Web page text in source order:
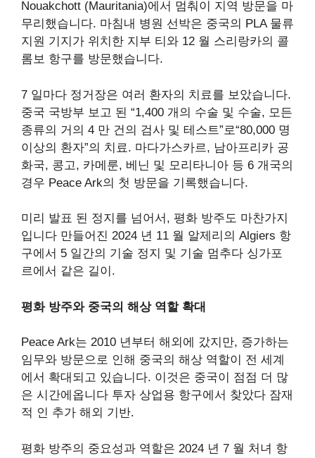
Nouakchott (Mauritania)에서 멈춰이 지역 방문을 마
무리했습니다. 마침내 병원 선박은 중국의 PLA 물류
지원 기지가 위치한 지부 티와 12 월 스리랑카의 콜
롬보 항구를 방문했습니다.
7 일마다 정거장은 여러 환자의 치료를 보았습니다.
중국 국방부 보고 된 “1,400 개의 수술 및 수술, 모든
종류의 거의 4 만 건의 검사 및 테스트”로“80,000 명
이상의 환자”의 치료. 마다가스카르, 남아프리카 공
화국, 콩고, 카메룬, 베닌 및 모리타니아 등 6 개국의
경우 Peace Ark의 첫 방문을 기록했습니다.
미리 발표 된 정지를 넘어서, 평화 방주도 마찬가지
입니다 만들어진 2024 년 11 월 알제리의 Algiers 항
구에서 5 일간의 기술 정지 및 기술 멈추다 싱가포
르에서 같은 길이.
평화 방주와 중국의 해상 역할 확대
Peace Ark는 2010 년부터 해외에 갔지만, 증가하는
임무와 방문으로 인해 중국의 해상 역할이 전 세계
에서 확대되고 있습니다. 이것은 중국이 점점 더 많
은 시간에옵니다 투자 상업용 항구에서 찾았다 잠재
적 인 추가 해외 기반.
평화 방주의 중요성과 역할은 2024 년 7 월 처녀 항